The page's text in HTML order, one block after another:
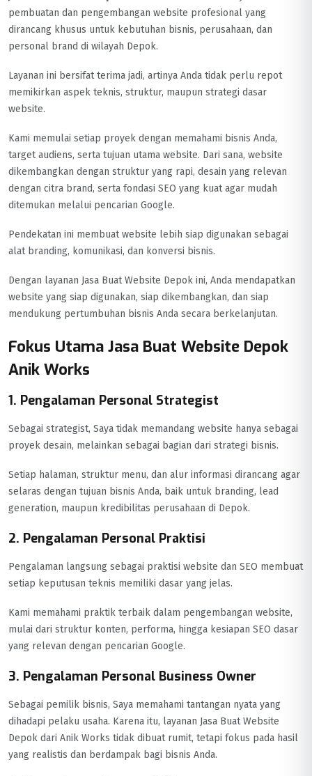
pembuatan dan pengembangan website profesional yang
dirancang khusus untuk kebutuhan bisnis, perusahaan, dan
personal brand di wilayah Depok.
Layanan ini bersifat terima jadi, artinya Anda tidak perlu repot
memikirkan aspek teknis, struktur, maupun strategi dasar
website.
Kami memulai setiap proyek dengan memahami bisnis Anda,
target audiens, serta tujuan utama website. Dari sana, website
dikembangkan dengan struktur yang rapi, desain yang relevan
dengan citra brand, serta fondasi SEO yang kuat agar mudah
ditemukan melalui pencarian Google.
Pendekatan ini membuat website lebih siap digunakan sebagai
alat branding, komunikasi, dan konversi bisnis.
Dengan layanan Jasa Buat Website Depok ini, Anda mendapatkan
website yang siap digunakan, siap dikembangkan, dan siap
mendukung pertumbuhan bisnis Anda secara berkelanjutan.
Fokus Utama Jasa Buat Website Depok
Anik Works
1. Pengalaman Personal Strategist
Sebagai strategist, Saya tidak memandang website hanya sebagai
proyek desain, melainkan sebagai bagian dari strategi bisnis.
Setiap halaman, struktur menu, dan alur informasi dirancang agar
selaras dengan tujuan bisnis Anda, baik untuk branding, lead
generation, maupun kredibilitas perusahaan di Depok.
2. Pengalaman Personal Praktisi
Pengalaman langsung sebagai praktisi website dan SEO membuat
setiap keputusan teknis memiliki dasar yang jelas.
Kami memahami praktik terbaik dalam pengembangan website,
mulai dari struktur konten, performa, hingga kesiapan SEO dasar
yang relevan dengan pencarian Google.
3. Pengalaman Personal Business Owner
Sebagai pemilik bisnis, Saya memahami tantangan nyata yang
dihadapi pelaku usaha. Karena itu, layanan Jasa Buat Website
Depok dari Anik Works tidak dibuat rumit, tetapi fokus pada hasil
yang realistis dan berdampak bagi bisnis Anda.